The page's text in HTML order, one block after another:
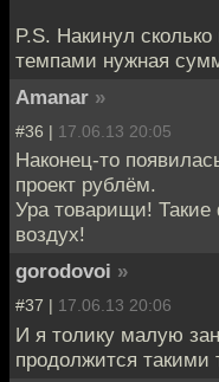
P.S. Накинул
темпами нужная
Amanar »
#36 | 17.06.13 20:05
Наконец-то
проект рублём.
Ура товарищи!
воздух!
gorodovoi »
#37 | 17.06.13 20:06
И я толику малую
продолжится такими